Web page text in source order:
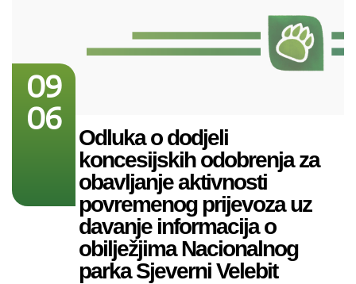
09
06
Odluka o dodjeli
koncesijskih odobrenja za
obavljanje aktivnosti
povremenog prijevoza uz
davanje informacija o
obilježjima Nacionalnog
parka Sjeverni Velebit